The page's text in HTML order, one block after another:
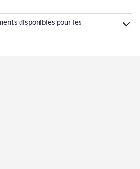
disponibles pour les